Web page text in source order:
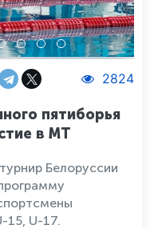
2824
пятиборья
в МТ
Белоруссии
15, U-17.